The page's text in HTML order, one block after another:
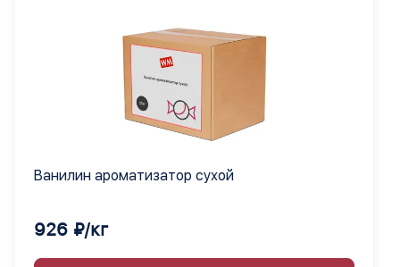
Ванилин ароматизатор сухой
926 ₽/кг